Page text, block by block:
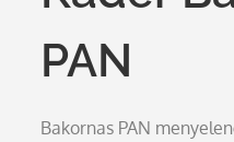
PAN
Bakornas PAN